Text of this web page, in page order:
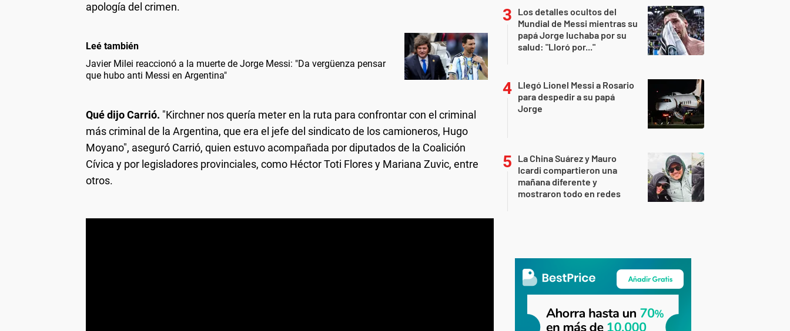
apología del crimen.
Leé también
Javier Milei reaccionó a la muerte de Jorge Messi: "Da vergüenza pensar
que hubo anti Messi en Argentina"
Qué dijo Carrió. "Kirchner nos quería meter en la ruta para confrontar con el criminal
más criminal de la Argentina, que era el jefe del sindicato de los camioneros, Hugo
Moyano", aseguró Carrió, quien estuvo acompañada por diputados de la Coalición
Cívica y por legisladores provinciales, como Héctor Toti Flores y Mariana Zuvic, entre
otros.
Los detalles ocultos del
Mundial de Messi mientras su
papá Jorge luchaba por su
salud: "Lloró por..."
Llegó Lionel Messi a Rosario
para despedir a su papá
Jorge
La China Suárez y Mauro
Icardi compartieron una
mañana diferente y
mostraron todo en redes